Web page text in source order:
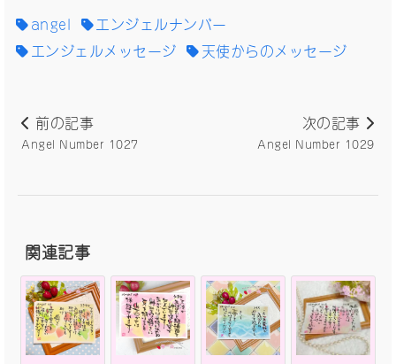
angel
エンジェルナンバー
エンジェルメッセージ
天使からのメッセージ
前の記事
Angel Number 1027
次の記事
Angel Number 1029
関連記事